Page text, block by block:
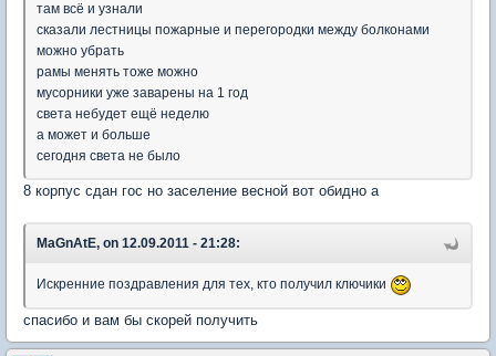
там всё и узнали
сказали лестницы пожарные и перегородки между болконами
можно убрать
рамы менять тоже можно
мусорники уже заварены на 1 год
света небудет ещё неделю
а может и больше
сегодня света не было
8 корпус сдан гос но заселение весной вот обидно а
MaGnAtE, on 12.09.2011 - 21:28:
Искренние поздравления для тех, кто получил ключики
спасибо и вам бы скорей получить